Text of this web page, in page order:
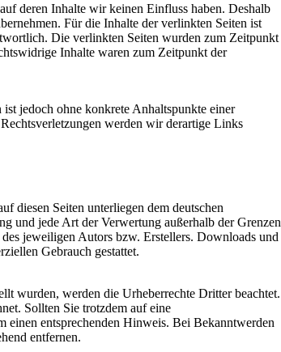
deren Inhalte wir keinen Einfluss haben. Deshalb
Für die Inhalte der verlinkten Seiten ist
Die verlinkten Seiten wurden zum Zeitpunkt
Inhalte waren zum Zeitpunkt der
jedoch ohne konkrete Anhaltspunkte einer
werden wir derartige Links
diesen Seiten unterliegen dem deutschen
und jede Art der Verwertung außerhalb der Grenzen
jeweiligen Autors bzw. Erstellers. Downloads und
Gebrauch gestattet.
wurden, werden die Urheberrechte Dritter beachtet.
Sollten Sie trotzdem auf eine
einen entsprechenden Hinweis. Bei Bekanntwerden
entfernen.